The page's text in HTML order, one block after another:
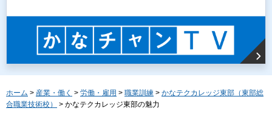
ホーム > 産業・働く > 労働・雇用 > 職業訓練 > かなテクカレッジ東部（東部総
合職業技術校）
> かなテクカレッジ東部の魅力